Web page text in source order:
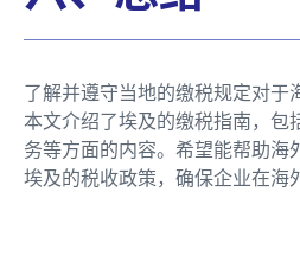
了解并遵守当地的缴税规定对于
本文介绍了埃及的缴税指南，包
务等方面的内容。希望能帮助海
埃及的税收政策，确保企业在海